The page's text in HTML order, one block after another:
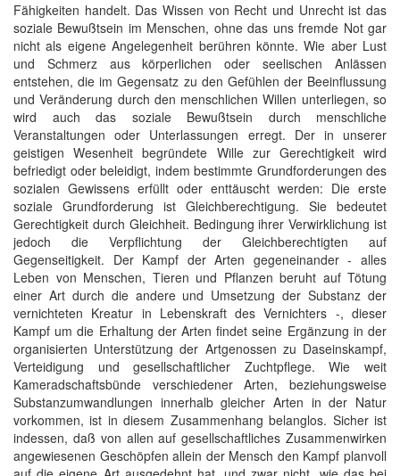
Fähigkeiten handelt. Das Wissen von Recht und Unrecht ist das
soziale Bewußtsein im Menschen, ohne das uns fremde Not gar
nicht als eigene Angelegenheit berühren könnte. Wie aber Lust
und Schmerz aus körperlichen oder seelischen Anlässen
entstehen, die im Gegensatz zu den Gefühlen der Beeinflussung
und Veränderung durch den menschlichen Willen unterliegen, so
wird auch das soziale Bewußtsein durch menschliche
Veranstaltungen oder Unterlassungen erregt. Der in unserer
geistigen Wesenheit begründete Wille zur Gerechtigkeit wird
befriedigt oder beleidigt, indem bestimmte Grundforderungen des
sozialen Gewissens erfüllt oder enttäuscht werden: Die erste
soziale Grundforderung ist Gleichberechtigung. Sie bedeutet
Gerechtigkeit durch Gleichheit. Bedingung ihrer Verwirklichung ist
jedoch die Verpflichtung der Gleichberechtigten auf
Gegenseitigkeit. Der Kampf der Arten gegeneinander - alles
Leben von Menschen, Tieren und Pflanzen beruht auf Tötung
einer Art durch die andere und Umsetzung der Substanz der
vernichteten Kreatur in Lebenskraft des Vernichters -, dieser
Kampf um die Erhaltung der Arten findet seine Ergänzung in der
organisierten Unterstützung der Artgenossen zu Daseinskampf,
Verteidigung und gesellschaftlicher Zuchtpflege. Wie weit
Kameradschaftsbünde verschiedener Arten, beziehungsweise
Substanzumwandlungen innerhalb gleicher Arten in der Natur
vorkommen, ist in diesem Zusammenhang belanglos. Sicher ist
indessen, daß von allen auf gesellschaftliches Zusammenwirken
angewiesenen Geschöpfen allein der Mensch den Kampf planvoll